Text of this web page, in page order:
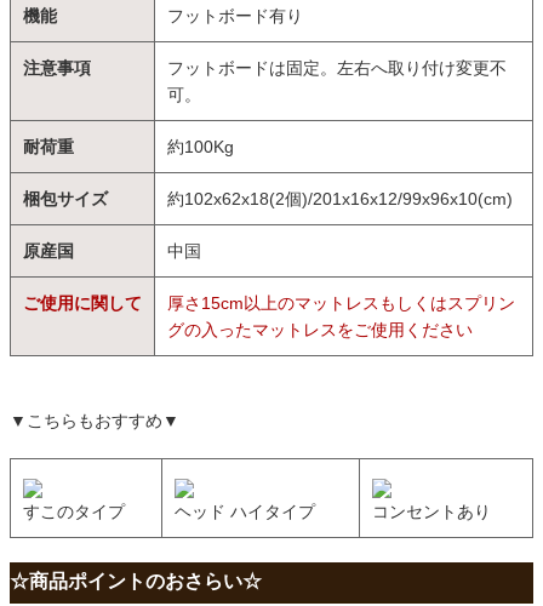
機能 フットボード有り
注意事項
フットボードは固定。左右へ取り付け変更不
可。
耐荷重 約100Kg
梱包サイズ 約102x62x18(2個)/201x16x12/99x96x10(cm)
原産国 中国
ご使用に関して
厚さ15cm以上のマットレスもしくはスプリン
グの入ったマットレスをご使用ください
▼こちらもおすすめ▼
すこのタイプ ヘッド ハイタイプ コンセントあり
☆商品ポイントのおさらい☆